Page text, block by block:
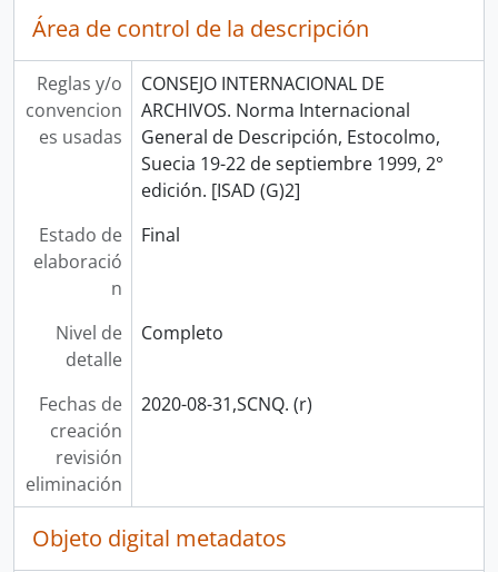
Área de control de la descripción
Reglas y/o
convencion
es usadas
CONSEJO INTERNACIONAL DE
ARCHIVOS. Norma Internacional
General de Descripción, Estocolmo,
Suecia 19-22 de septiembre 1999, 2°
edición. [ISAD (G)2]
Estado de
elaboració
n
Final
Nivel de
detalle
Completo
Fechas de
creación
revisión
eliminación
2020-08-31,SCNQ. (r)
Objeto digital metadatos